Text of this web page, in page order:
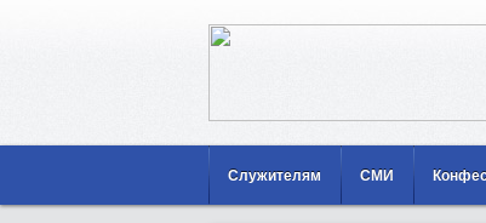
Служителям СМИ